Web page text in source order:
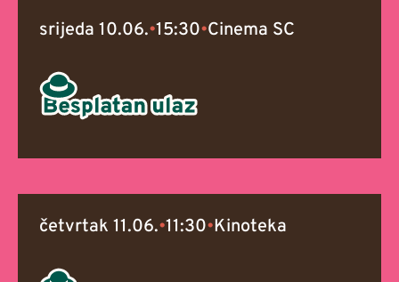
srijeda 10.06.•15:30•Cinema SC
četvrtak 11.06.•11:30•Kinoteka